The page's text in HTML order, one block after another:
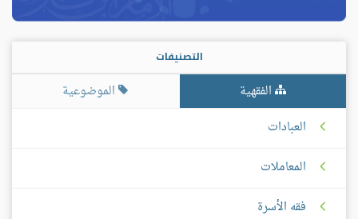
التصنيفات
الفقهية
الموضوعية
العبادات
المعاملات
فقه الأسرة